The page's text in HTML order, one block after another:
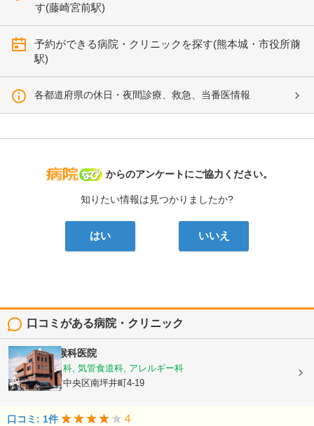
す(藤崎宮前駅)
予約ができる病院・クリニックを探す(熊本城・市役所前
駅)
各都道府県の休日・夜間診療、救急、当番医情報
病院なび
からのアンケートにご協力ください。
知りたい情報は見つかりましたか?
はい いいえ
口コミがある病院・クリニック
熊谷耳鼻咽喉科医院
耳鼻いんこう科, 気管食道科, アレルギー科
熊本県熊本市中央区南坪井町4-19
口コミ: 1件 4